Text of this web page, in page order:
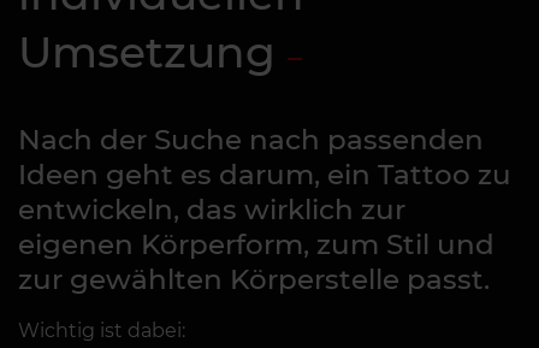
Umsetzung
Nach der Suche nach passenden
Ideen geht es darum, ein Tattoo zu
entwickeln, das wirklich zur
eigenen Körperform, zum Stil und
zur gewählten Körperstelle passt.
Wichtig ist dabei: